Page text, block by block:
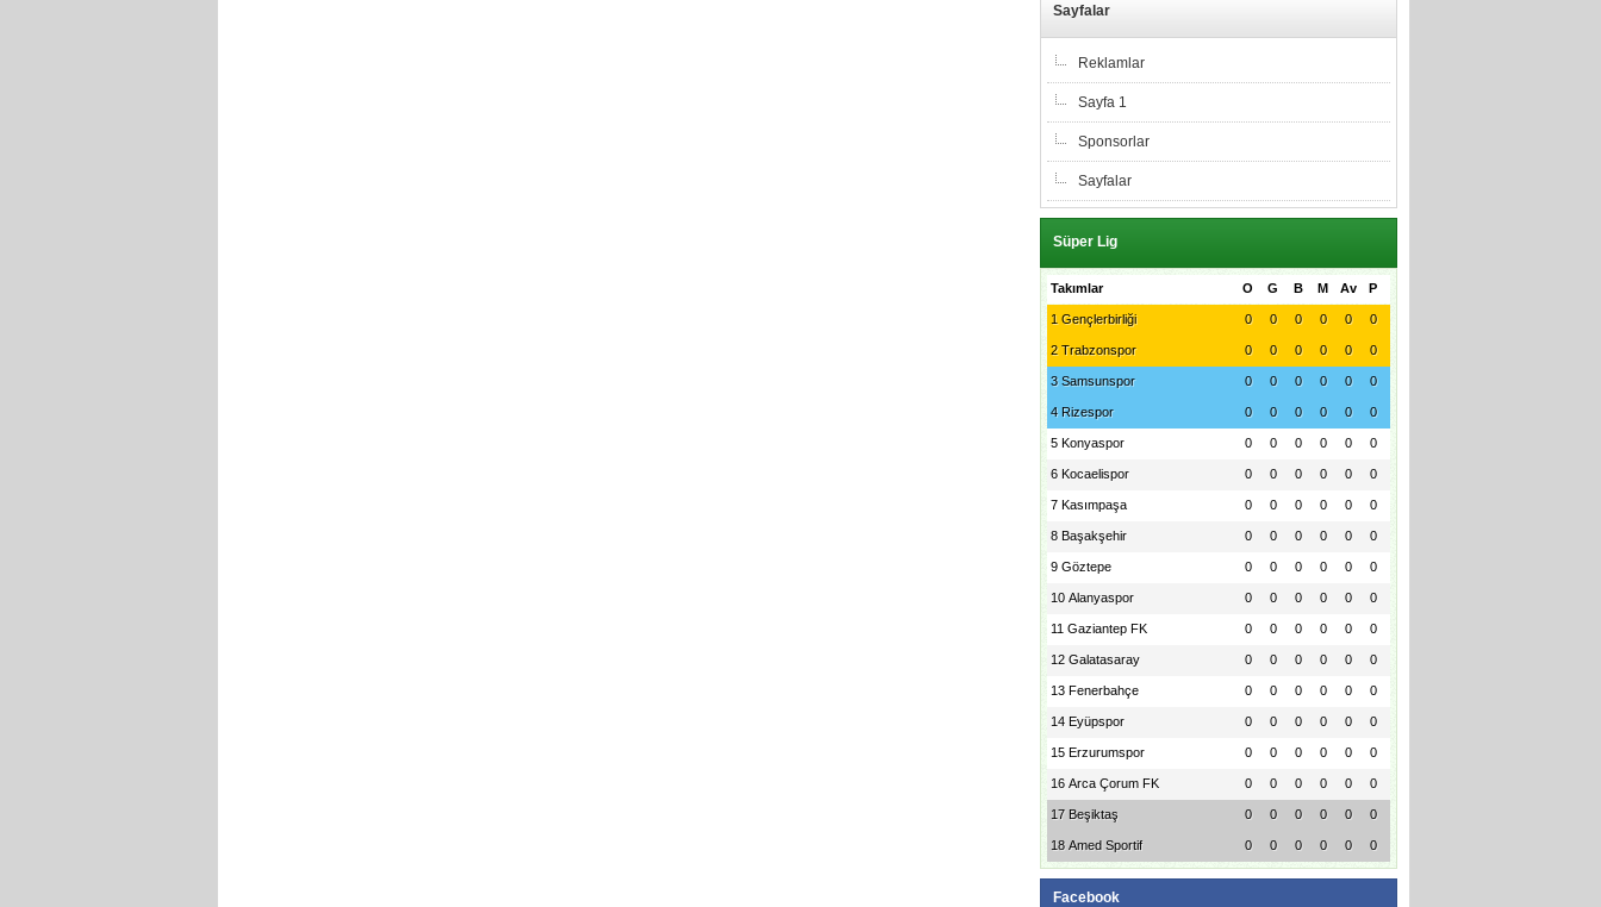
Sayfalar
Reklamlar
Sayfa 1
Sponsorlar
Sayfalar
Süper Lig
Takımlar P
Av
M
B
G
O
1 Gençlerbirliği 0
0
0
0
0
0
2 Trabzonspor 0
0
0
0
0
0
3 Samsunspor 0
0
0
0
0
0
4 Rizespor 0
0
0
0
0
0
5 Konyaspor 0
0
0
0
0
0
6 Kocaelispor 0
0
0
0
0
0
7 Kasımpaşa 0
0
0
0
0
0
8 Başakşehir 0
0
0
0
0
0
9 Göztepe 0
0
0
0
0
0
10 Alanyaspor 0
0
0
0
0
0
11 Gaziantep FK 0
0
0
0
0
0
12 Galatasaray 0
0
0
0
0
0
13 Fenerbahçe 0
0
0
0
0
0
14 Eyüpspor 0
0
0
0
0
0
15 Erzurumspor 0
0
0
0
0
0
16 Arca Çorum FK 0
0
0
0
0
0
17 Beşiktaş 0
0
0
0
0
0
18 Amed Sportif 0
0
0
0
0
0
Facebook